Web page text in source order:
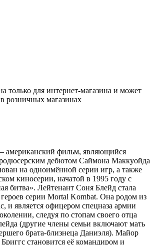
только для интернет-магазина и может
розничных магазинах
американский фильм, являющийся
дебютом Саймона Маккуойда
на одноимённой серии игр, а также
киносерии, начатой в 1995 году с
битва». Лейтенант Соня Блейд стала
серии Mortal Kombat. Она родом из
и является офицером спецназа армии
следуя по стопам своего отца
(другие члены семьи включают мать
брата-близнеца Даниэля). Майор
становится её командиром и